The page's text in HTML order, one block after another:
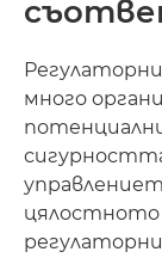
много